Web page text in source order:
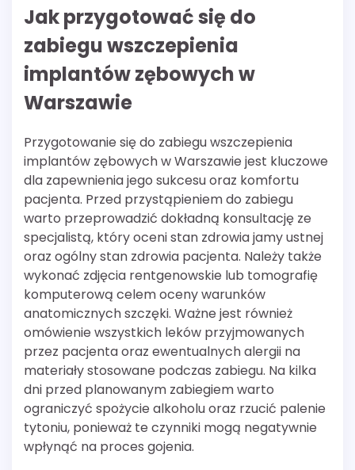
Jak przygotować się do
zabiegu wszczepienia
implantów zębowych w
Warszawie
Przygotowanie się do zabiegu wszczepienia
implantów zębowych w Warszawie jest kluczowe
dla zapewnienia jego sukcesu oraz komfortu
pacjenta. Przed przystąpieniem do zabiegu
warto przeprowadzić dokładną konsultację ze
specjalistą, który oceni stan zdrowia jamy ustnej
oraz ogólny stan zdrowia pacjenta. Należy także
wykonać zdjęcia rentgenowskie lub tomografię
komputerową celem oceny warunków
anatomicznych szczęki. Ważne jest również
omówienie wszystkich leków przyjmowanych
przez pacjenta oraz ewentualnych alergii na
materiały stosowane podczas zabiegu. Na kilka
dni przed planowanym zabiegiem warto
ograniczyć spożycie alkoholu oraz rzucić palenie
tytoniu, ponieważ te czynniki mogą negatywnie
wpłynąć na proces gojenia.